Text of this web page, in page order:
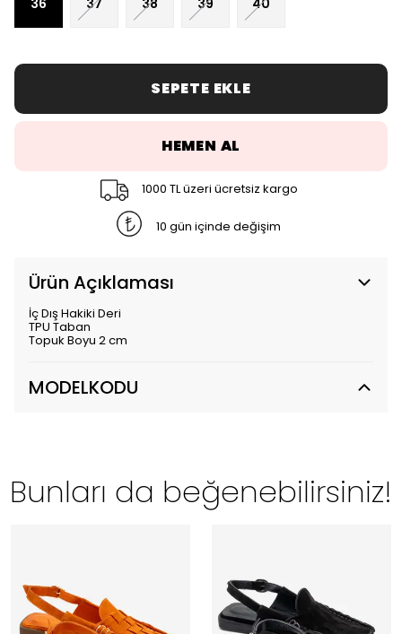
SEPETE EKLE
HEMEN AL
1000 TL üzeri ücretsiz kargo
10 gün içinde değişim
Ürün Açıklaması
İç Dış Hakiki Deri
TPU Taban
Topuk Boyu 2 cm
MODELKODU
Bunları da beğenebilirsiniz!